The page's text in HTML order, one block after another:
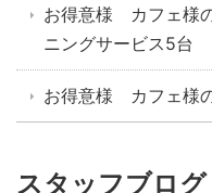
お得意様 カフェ様
ニングサービス5台
お得意様 カフェ様
スタッフブログ